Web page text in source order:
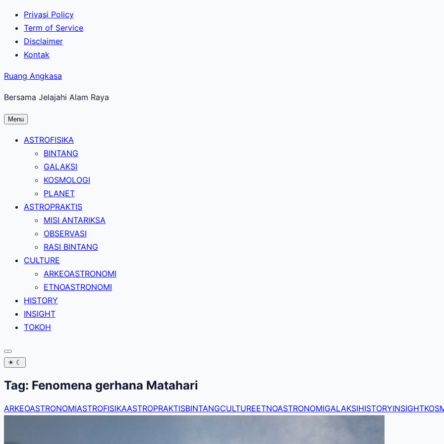
Lewati
konten
utama
Privasi Policy
Term of Service
Disclaimer
Kontak
Ruang Angkasa
Bersama Jelajahi Alam Raya
Menu
ASTROFISIKA
BINTANG
GALAKSI
KOSMOLOGI
PLANET
ASTROPRAKTIS
MISI ANTARIKSA
OBSERVASI
RASI BINTANG
CULTURE
ARKEOASTRONOMI
ETNOASTRONOMI
HISTORY
INSIGHT
TOKOH
☀ ☾
Tag: Fenomena gerhana Matahari
ARKEOASTRONOMIASTROFISIKAASTROPRAKTISBINTANGCULTUREETNOASTRONOMIGALAKSIHISTORYINSIGHT